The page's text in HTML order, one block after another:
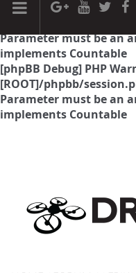
[phpBB Debug] PHP
Parameter must be an
implements Countable
[phpBB Debug] PHP
[ROOT]/phpbb/
Parameter must be an
implements Countable